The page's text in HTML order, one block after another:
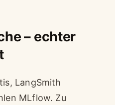
– echter
LangSmith
MLflow. Zu